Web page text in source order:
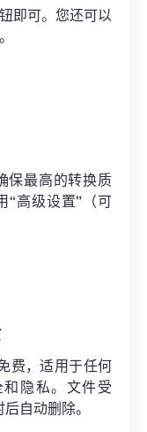
即可。您还可以
保最高的转换质
“高级设置”（可
费，适用于任何
隐私。文件受
自动删除。